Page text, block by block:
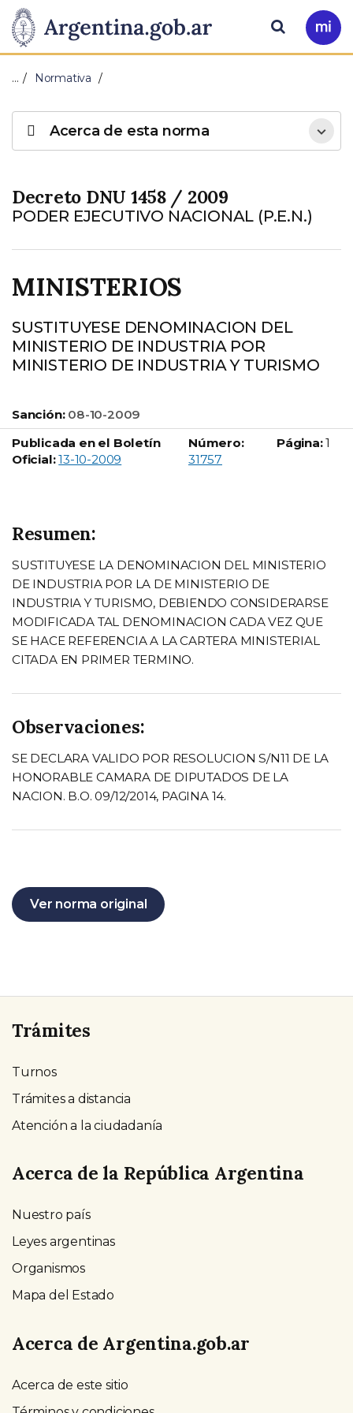
Presidencia
de
Nación
Pasar al contenido principal
Ir
a
Buscar
… Normativa
Decreto DNU 1458 / 2009
PODER EJECUTIVO NACIONAL (P.E.N.)
MINISTERIOS
SUSTITUYESE DENOMINACION DEL
MINISTERIO DE INDUSTRIA POR
MINISTERIO DE INDUSTRIA Y TURISMO
Sanción: 08-10-2009
Publicada en el Boletín
Oficial: 13-10-2009
Número:
Boletín Oficial número:
31757
Página: 1
Resumen:
SUSTITUYESE LA DENOMINACION DEL MINISTERIO
DE INDUSTRIA POR LA DE MINISTERIO DE
INDUSTRIA Y TURISMO, DEBIENDO CONSIDERARSE
MODIFICADA TAL DENOMINACION CADA VEZ QUE
SE HACE REFERENCIA A LA CARTERA MINISTERIAL
CITADA EN PRIMER TERMINO.
Observaciones:
SE DECLARA VALIDO POR RESOLUCION S/N11 DE LA
HONORABLE CAMARA DE DIPUTADOS DE LA
NACION. B.O. 09/12/2014, PAGINA 14.
Ver norma original
Acerca de esta norma
Trámites
Turnos
Trámites a distancia
Atención a la ciudadanía
Acerca de la República Argentina
Nuestro país
Leyes argentinas
Organismos
Mapa del Estado
Acerca de Argentina.gob.ar
Acerca de este sitio